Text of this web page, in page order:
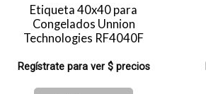
Etiqueta 40x40 para
Congelados Unnion
Technologies RF4040F
Regístrate para ver $ precios